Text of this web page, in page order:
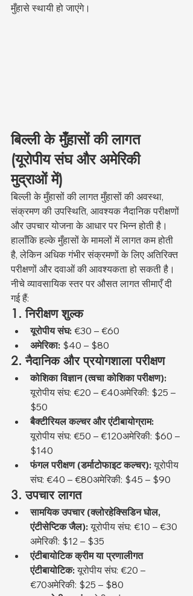
मुँहासे स्थायी हो जाएंगे।
बिल्ली के मुँहासों की लागत
(यूरोपीय संघ और अमेरिकी
मुद्राओं में)
बिल्ली के मुँहासों की लागत मुँहासों की अवस्था,
संक्रमण की उपस्थिति, आवश्यक नैदानिक परीक्षणों
और उपचार योजना के आधार पर भिन्न होती है।
हालाँकि हल्के मुँहासों के मामलों में लागत कम होती
है, लेकिन अधिक गंभीर संक्रमणों के लिए अतिरिक्त
परीक्षणों और दवाओं की आवश्यकता हो सकती है।
नीचे व्यावसायिक स्तर पर औसत लागत सीमाएँ दी
गई हैं:
1. निरीक्षण शुल्क
यूरोपीय संघ: €30 – €60
अमेरिका: $40 – $80
2. नैदानिक और प्रयोगशाला परीक्षण
कोशिका विज्ञान (त्वचा कोशिका परीक्षण):
यूरोपीय संघ: €20 – €40अमेरिकी: $25 –
$50
बैक्टीरियल कल्चर और एंटीबायोग्राम:
यूरोपीय संघ: €50 – €120अमेरिकी: $60 –
$140
फंगल परीक्षण (डर्माटोफाइट कल्चर): यूरोपीय
संघ: €40 – €80अमेरिकी: $45 – $90
3. उपचार लागत
सामयिक उपचार (क्लोरहेक्सिडिन घोल,
एंटीसेप्टिक जैल): यूरोपीय संघ: €10 – €30
अमेरिकी: $12 – $35
एंटीबायोटिक क्रीम या प्रणालीगत
एंटीबायोटिक: यूरोपीय संघ: €20 –
€70अमेरिकी: $25 – $80